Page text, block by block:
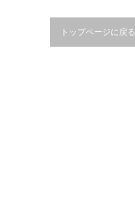
トップページに戻る